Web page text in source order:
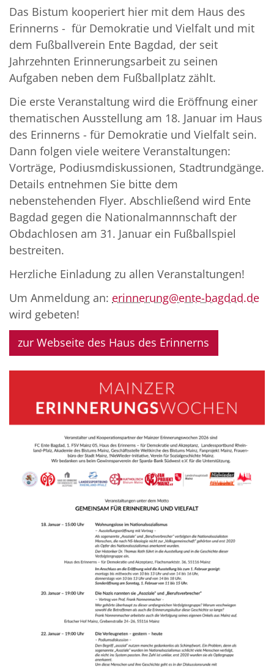
Das Bistum kooperiert hier mit dem Haus des
Erinnerns - für Demokratie und Vielfalt und mit
dem Fußballverein Ente Bagdad, der seit
Jahrzehnten Erinnerungsarbeit zu seinen
Aufgaben neben dem Fußballplatz zählt.
Die erste Veranstaltung wird die Eröffnung einer
thematischen Ausstellung am 18. Januar im Haus
des Erinnerns - für Demokratie und Vielfalt sein.
Dann folgen viele weitere Veranstaltungen:
Vorträge, Podiusmdiskussionen, Stadtrundgänge.
Details entnehmen Sie bitte dem
nebenstehenden Flyer. Abschließend wird Ente
Bagdad gegen die Nationalmannnschaft der
Obdachlosen am 31. Januar ein Fußballspiel
bestreiten.
Herzliche Einladung zu allen Veranstaltungen!
Um Anmeldung an: erinnerung@ente-bagdad.de
wird gebeten!
zur Webseite des Haus des Erinnerns